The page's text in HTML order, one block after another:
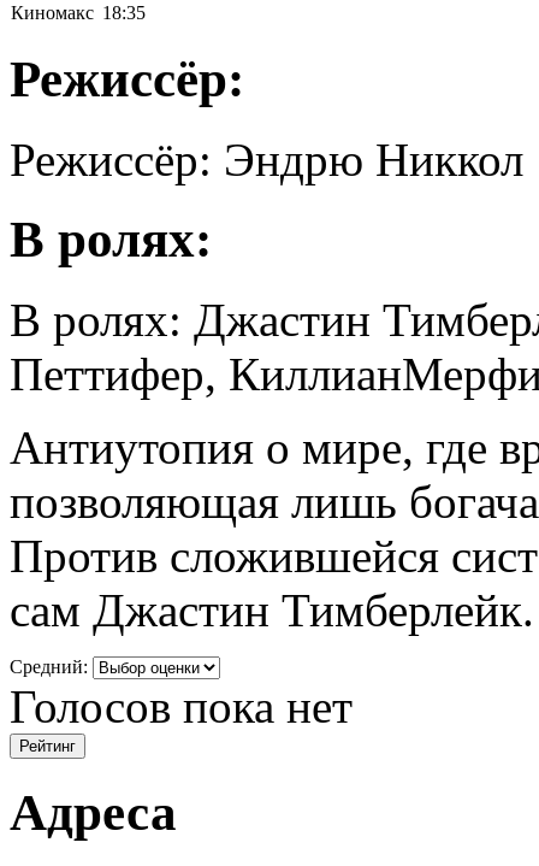
Киномакс 18:35
Режиссёр:
Режиссёр: Эндрю Никкол
В ролях:
В ролях: Джастин
Петтифер,
Антиутопия о мире, где
позволяющая лишь
Против сложившейся
сам Джастин Тимберлейк.
Средний:
Голосов пока нет
Адреса